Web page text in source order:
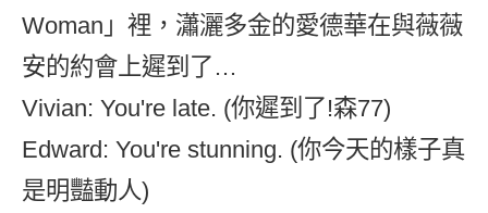
英文文法技巧
英文寫作
Cengage TED Talks
CNN聽力強化
新聞英文
兒童美語
數位學習教材
Woman」裡，瀟灑多金的愛德華在與薇薇
安的約會上遲到了…
Vivian: You're late. (你遲到了!森77)
Edward: You're stunning. (你今天的樣子真
是明豔動人)